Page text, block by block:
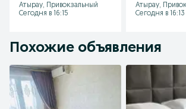
Атырау, Привокзальный
Сегодня в 16:15
Атырау,
Сегодня в 16:13
Похожие объявления